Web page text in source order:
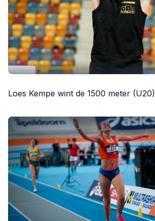
Loes Kempe wint de 1500 meter (U20)